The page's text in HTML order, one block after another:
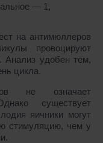
― 1,
на антимюллеров
провоцируют
Анализ удобен тем,
цикла.
не означает
существует
яичники могут
стимуляцию, чем у